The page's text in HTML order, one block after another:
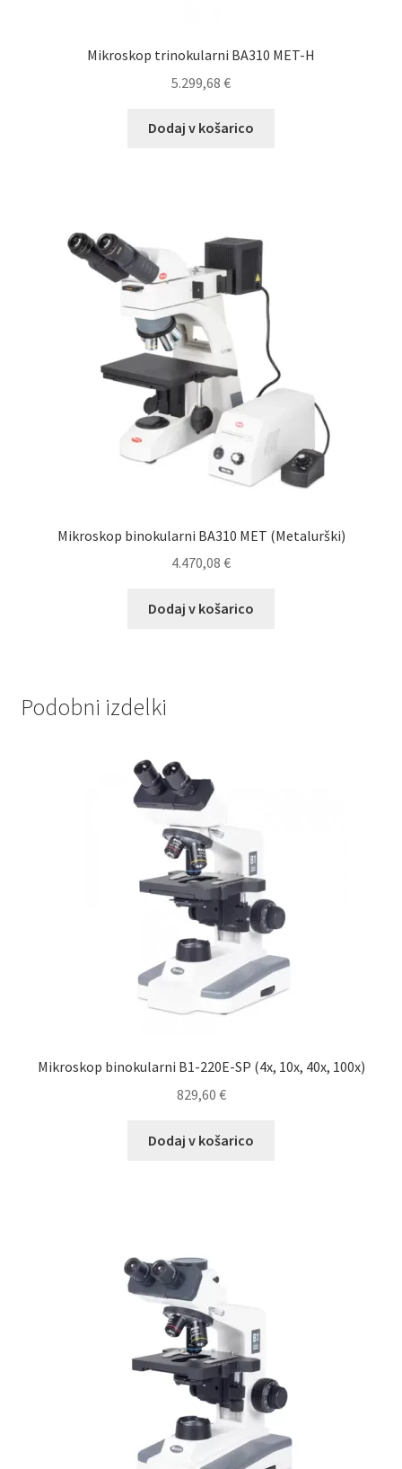
Mikroskop trinokularni BA310 MET-H
5.299,68 €
Dodaj v košarico
Mikroskop binokularni BA310 MET (Metalurški)
4.470,08 €
Dodaj v košarico
Podobni izdelki
Mikroskop binokularni B1-220E-SP (4x, 10x, 40x, 100x)
829,60 €
Dodaj v košarico